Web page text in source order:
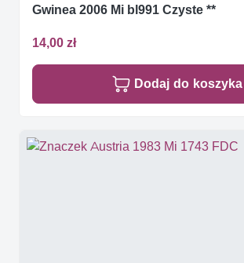
Gwinea 2006 Mi bl991 Czyste **
14,00 zł
Dodaj do koszyka